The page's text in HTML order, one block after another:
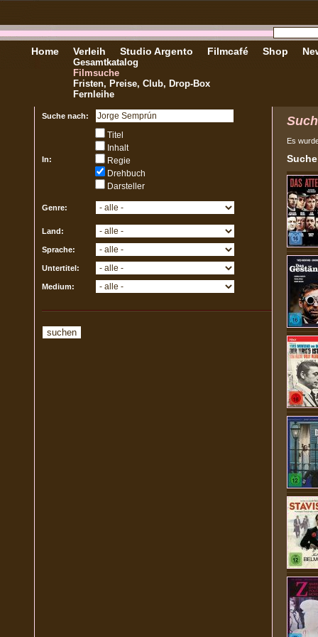
Home Verleih
Gesamtkatalog
Filmsuche
Fristen, Preise, Club, Drop-Box
Fernleihe
Studio Argento Filmcafé Shop
Suche nach:
In:
Titel
Inhalt
Regie
Drehbuch
Darsteller
Genre:
Land:
Sprache:
Untertitel:
Medium:
Es